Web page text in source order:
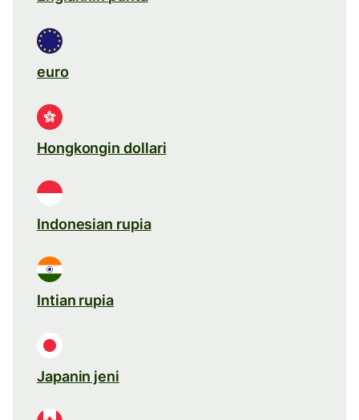
euro
Hongkongin dollari
Indonesian rupia
Intian rupia
Japanin jeni